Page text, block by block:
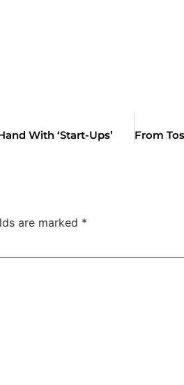
With ‘start-Ups’
are marked *